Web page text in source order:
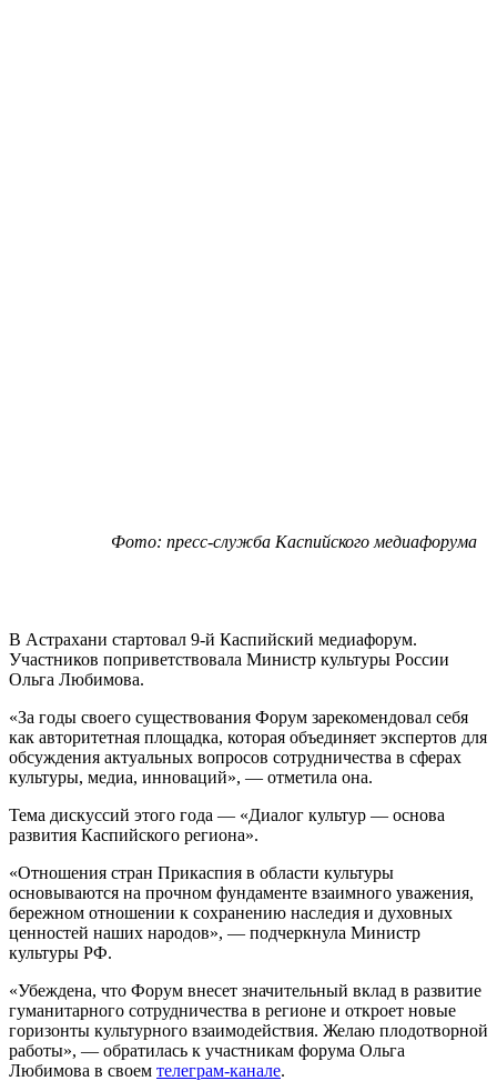
Фото: пресс-служба Каспийского медиафорума
В Астрахани стартовал 9-й Каспийский медиафорум.
Участников поприветствовала Министр культуры России
Ольга Любимова.
«За годы своего существования Форум зарекомендовал себя
как авторитетная площадка, которая объединяет экспертов для
обсуждения актуальных вопросов сотрудничества в сферах
культуры, медиа, инноваций», — отметила она.
Тема дискуссий этого года — «Диалог культур — основа
развития Каспийского региона».
«Отношения стран Прикаспия в области культуры
основываются на прочном фундаменте взаимного уважения,
бережном отношении к сохранению наследия и духовных
ценностей наших народов», — подчеркнула Министр
культуры РФ.
«Убеждена, что Форум внесет значительный вклад в развитие
гуманитарного сотрудничества в регионе и откроет новые
горизонты культурного взаимодействия. Желаю плодотворной
работы», — обратилась к участникам форума Ольга
Любимова в своем телеграм-канале.